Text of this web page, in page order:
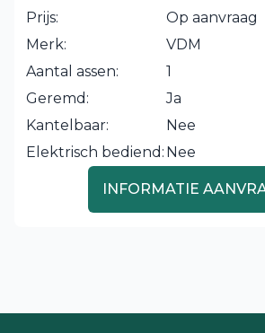
Prijs:
Op aanvraag
Merk:
VDM
Aantal assen:
1
Geremd:
Ja
Kantelbaar:
Nee
Elektrisch bediend: Nee
INFORMATIE